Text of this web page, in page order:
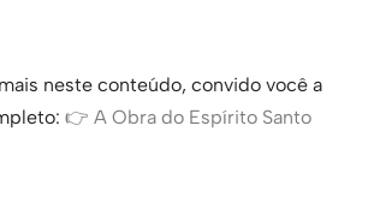
neste conteúdo, convido você a
👉 A Obra do Espírito Santo